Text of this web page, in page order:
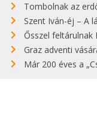
Tombolnak az
Szent Iván-éj – A
Ősszel feltárulnak
Graz adventi
Már 200 éves a